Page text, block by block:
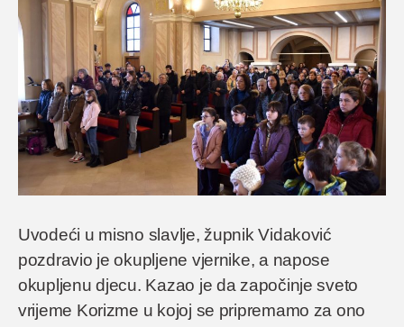
Uvodeći u misno slavlje, župnik Vidaković
pozdravio je okupljene vjernike, a napose
okupljenu djecu. Kazao je da započinje sveto
vrijeme Korizme u kojoj se pripremamo za ono